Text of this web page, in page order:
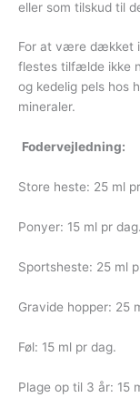
eller som tilskud til
For at være dækket
flestes tilfælde ikke
og kedelig pels hos
mineraler.
Fodervejledning:
Store heste: 25 ml
Ponyer: 15 ml pr dag.
Sportsheste: 25 ml
Gravide hopper: 25
Føl: 15 ml pr dag.
Plage op til 3 år: 15